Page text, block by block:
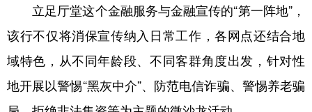
立足厅堂这个金融服务与金融宣传的“第一阵地”，
该行不仅将消保宣传纳入日常工作，各网点还结合地
域特色，从不同年龄段、不同客群角度出发，针对性
地开展以警惕“黑灰中介”、防范电信诈骗、警惕养老骗